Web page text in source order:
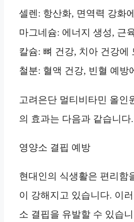
셀렌: 항산화, 면역력 강화
마그네슘: 에너지 생성, 근
칼슘: 뼈 건강, 치아 건강에
철분: 혈액 건강, 빈혈 예방
고려은단 멀티비타민 올인
의 효과는 다음과 같습니다.
영양소 결핍 예방
현대인의 식생활은 편리함
이 강해지고 있습니다. 이
소 결핍을 유발할 수 있습